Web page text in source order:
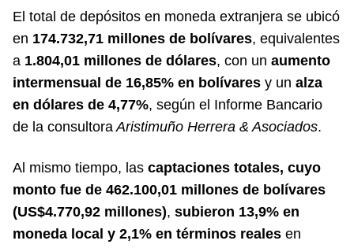
El total de depósitos en moneda extranjera se ubicó
en 174.732,71 millones de bolívares, equivalentes
a 1.804,01 millones de dólares, con un aumento
intermensual de 16,85% en bolívares y un alza
en dólares de 4,77%, según el Informe Bancario
de la consultora Aristimuño Herrera & Asociados.
Al mismo tiempo, las captaciones totales, cuyo
monto fue de 462.100,01 millones de bolívares
(US$4.770,92 millones), subieron 13,9% en
moneda local y 2,1% en términos reales en